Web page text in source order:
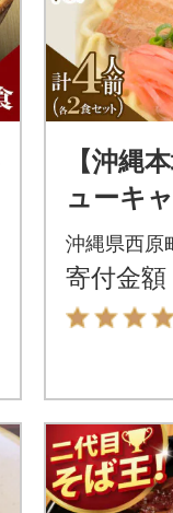
【沖縄
ューキ
象】与
そば&ソ
食セット
沖縄県西原
寄付金額